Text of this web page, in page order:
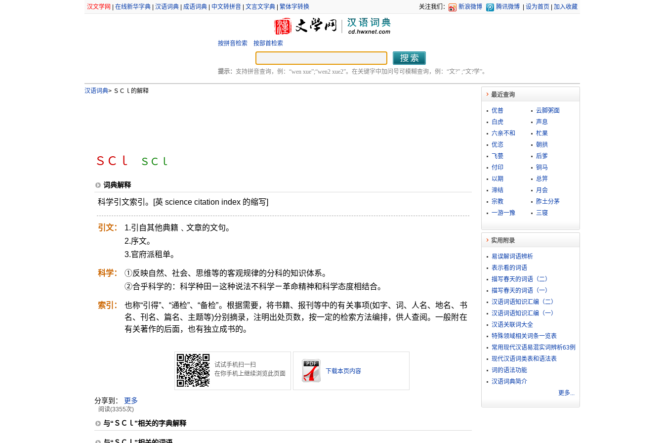
汉文学网 在线新华字典| 汉语词典| 成语词典| 中文转拼音| 文言文字典| 繁体字转换 关注我们： 新浪微博 腾讯微博 设为首页 加入收藏
按拼音检索 按部首检索
提示： 支持拼音查询，例：“wen xue”;“wen2 xue2”。在关键字中加问号可模糊查询，例：“文?” ;“文?学”。
汉语词典>ＳＣｌ的解释
ＳＣｌ ＳＣｌ
词典解释
科学引文索引。[英 science citation index 的缩写]
引文：
1.引自其他典籍﹑文章的文句。
2.序文。
3.官府派租单。
科学：
①反映自然、社会、思维等的客观规律的分科的知识体系。
②合乎科学的：科学种田ㄧ这种说法不科学ㄧ革命精神和科学态度相结合。
索引：
也称“引得”、“通检”、“备检”。根据需要，将书籍、报刊等中的有关事项(如字、词、人名、地名、书
名、刊名、篇名、主题等)分别摘录，注明出处页数，按一定的检索方法编排，供人查阅。一般附在
有关著作的后面，也有独立成书的。
试试手机扫一扫
在你手机上继续浏览此页面
下载本页内容
分享到： 更多
阅读(3355次)
与“ＳＣｌ”相关的字典解释
最近查询
优普
云脚粥面
白虎
声息
六亲不和
杧果
优恣
朝拱
飞甍
后爹
付印
铜马
以期
总笄
滞结
月会
宗教
胙土分茅
一游一豫
三寝
实用附录
易误解词语辨析
表示看的词语
描写春天的词语（二）
描写春天的词语（一）
汉语词语知识汇编（二）
汉语词语知识汇编（一）
汉语关联词大全
特殊领域相关词条一览表
常用现代汉语易混实词辨析63例
现代汉语词类表和语法表
词的语法功能
汉语词典简介
更多...